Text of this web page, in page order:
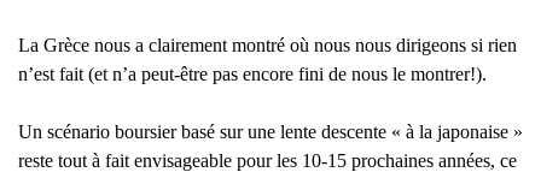
La Grèce nous a clairement montré où nous nous dirigeons si rien
n’est fait (et n’a peut-être pas encore fini de nous le montrer!).
Un scénario boursier basé sur une lente descente « à la japonaise »
reste tout à fait envisageable pour les 10-15 prochaines années, ce